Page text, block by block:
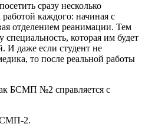
сразу несколько
каждого: начиная с
отделением реанимации. Тем
которая им будет
И даже если студент не
то после реальной работы
2.